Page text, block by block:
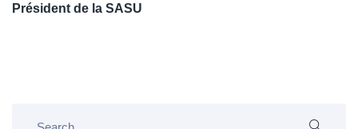
Président de la SASU